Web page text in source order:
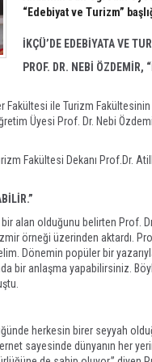
“Edebiyat ve Turizm”
İKÇÜ’DE EDEBİYATA VE
PROF. DR. NEBİ ÖZDEMİR,
Fakültesi ile Turizm
Üyesi Prof. Dr. Nebi
Fakültesi Dekanı Prof.Dr.
alan olduğunu belirten Prof.
örneği üzerinden aktardı.
Dönemin popüler bir
bir anlaşma yapabilirsiniz.
herkesin birer seyyah
sayesinde dünyanın her